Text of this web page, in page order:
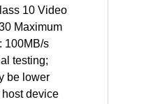
10 Video
Maximum
100MB/s
testing;
be lower
device